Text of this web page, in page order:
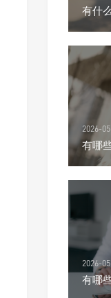
有什
2026-
有哪
2026-
有哪